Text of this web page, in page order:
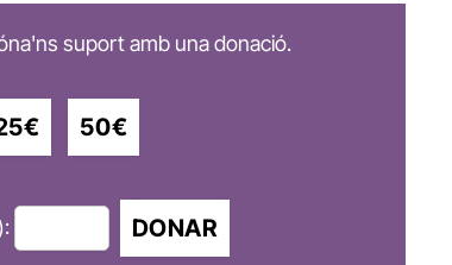
suport amb una donació.
50€
DONAR